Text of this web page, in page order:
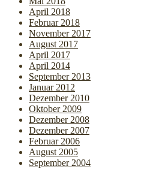
April 2018
Februar 2018
November 2017
August 2017
April 2017
April 2014
September 2013
Januar 2012
Dezember 2010
Oktober 2009
Dezember 2008
Dezember 2007
Februar 2006
August 2005
September 2004